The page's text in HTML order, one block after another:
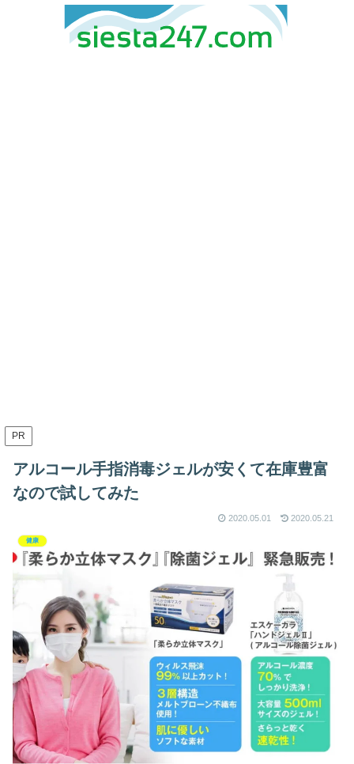
PR
アルコール手指消毒ジェルが安くて在庫豊富
なので試してみた
2020.05.01 2020.05.21
健康